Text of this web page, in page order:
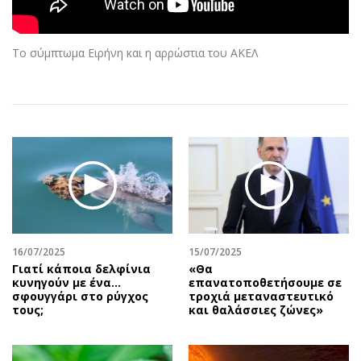
Αθλητισμός
Κύπρος
Ελλάδα
Κληρώσεις Allwyn
Real Estate
Επιχειρήσεις
Money Review
AstroBank Properties
Trends
Ενέργεια
Ναυτιλία
Geek
Νέα
Κινητά-tablets
Αυτοκίνηση
Οικονομία
Γενικά
Αναδρομές
Πρόσωπα
Περιβάλλον
Good Life
Γυναίκα
Showbiz
Το σύμπτωμα Ειρήνη και η αρρώστια του ΑΚΕΛ
16/07/2025
Γιατί κάποια δελφίνια
κυνηγούν με ένα…
σφουγγάρι στο ρύγχος
τους;
15/07/2025
«Θα
επανατοποθετήσουμε σε
τροχιά μεταναστευτικό
και θαλάσσιες ζώνες»